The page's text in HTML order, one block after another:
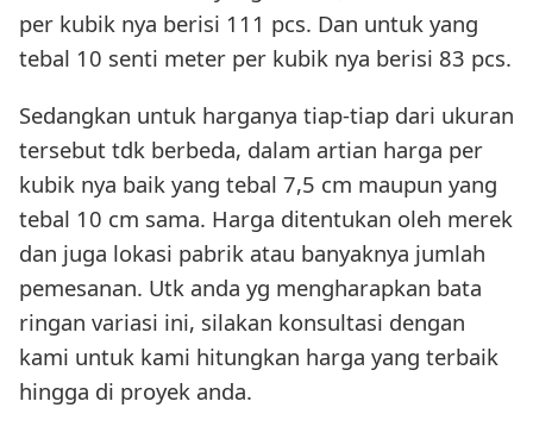
per kubik nya berisi 111 pcs. Dan untuk yang
tebal 10 senti meter per kubik nya berisi 83 pcs.
Sedangkan untuk harganya tiap-tiap dari ukuran
tersebut tdk berbeda, dalam artian harga per
kubik nya baik yang tebal 7,5 cm maupun yang
tebal 10 cm sama. Harga ditentukan oleh merek
dan juga lokasi pabrik atau banyaknya jumlah
pemesanan. Utk anda yg mengharapkan bata
ringan variasi ini, silakan konsultasi dengan
kami untuk kami hitungkan harga yang terbaik
hingga di proyek anda.